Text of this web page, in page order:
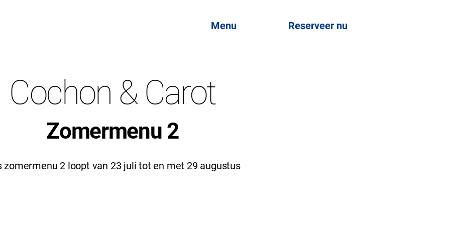
Menu Reserveer nu
Cochon & Carot
Zomermenu 2
zomermenu 2 loopt van 23 juli tot en met 29 augustus